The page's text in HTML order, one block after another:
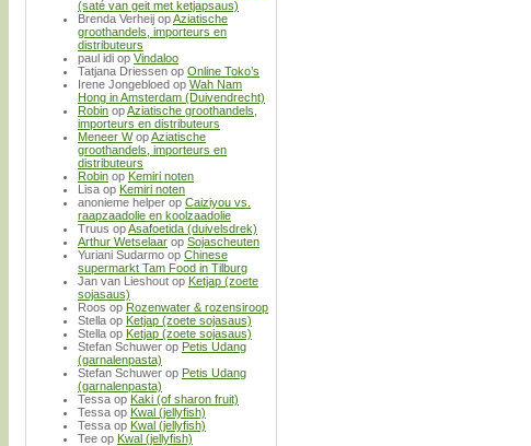
(saté van geit met ketjapsaus)
Brenda Verheij opAziatische
groothandels, importeurs en
distributeurs
paul idi op Vindaloo
Tatjana Driessen op Online Toko’s
Irene Jongebloed op Wah Nam
Hong in Amsterdam (Duivendrecht)
Robin opAziatische groothandels,
importeurs en distributeurs
Meneer WopAziatische
groothandels, importeurs en
distributeurs
Robin op Kemiri noten
Lisa op Kemiri noten
anonieme helper op Caiziyou vs.
raapzaadolie en koolzaadolie
Truus opAsafoetida (duivelsdrek)
Arthur Wetselaar op Sojascheuten
Yuriani Sudarmo op Chinese
supermarkt Tam Food in Tilburg
Jan van Lieshout op Ketjap (zoete
sojasaus)
Roos op Rozenwater & rozensiroop
Stella op Ketjap (zoete sojasaus)
Stella op Ketjap (zoete sojasaus)
Stefan Schuwer op Petis Udang
(garnalenpasta)
Stefan Schuwer op Petis Udang
(garnalenpasta)
Tessa op Kaki (of sharon fruit)
Tessa op Kwal (jellyfish)
Tessa op Kwal (jellyfish)
Tee op Kwal (jellyfish)